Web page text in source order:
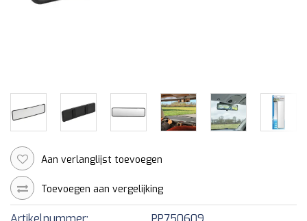
Aan verlanglijst toevoegen
Toevoegen aan vergelijking